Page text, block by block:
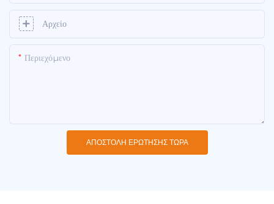
Αρχείο
Περιεχόμενο
ΑΠΟΣΤΟΛΉ ΕΡΏΤΗΣΗΣ ΤΏΡΑ